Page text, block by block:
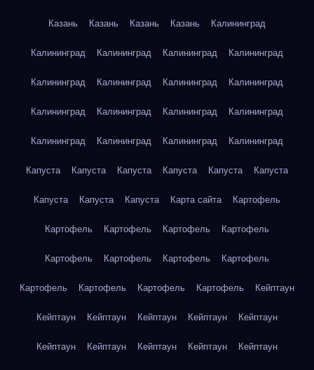
Казань Казань Казань Казань Калининград
Калининград Калининград Калининград Калининград
Калининград Калининград Калининград Калининград
Калининград Калининград Калининград Калининград
Калининград Калининград Калининград Калининград
Капуста Капуста Капуста Капуста Капуста Капуста
Капуста Капуста Капуста Карта сайта Картофель
Картофель Картофель Картофель Картофель
Картофель Картофель Картофель Картофель
Картофель Картофель Картофель Картофель Кейптаун
Кейптаун Кейптаун Кейптаун Кейптаун Кейптаун
Кейптаун Кейптаун Кейптаун Кейптаун Кейптаун